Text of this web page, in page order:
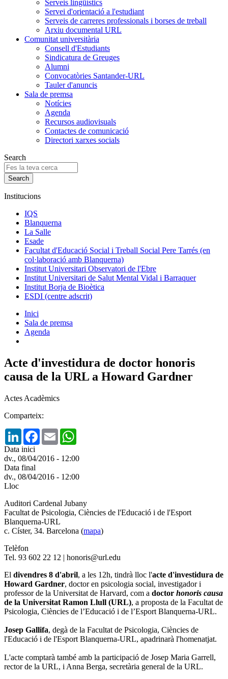
Serveis lingüístics
Servei d'orientació a l'estudiant
Serveis de carreres professionals i borses de treball
Arxiu documental URL
Comunitat universitària
Consell d'Estudiants
Sindicatura de Greuges
Alumni
Convocatòries Santander-URL
Tauler d'anuncis
Sala de premsa
Notícies
Agenda
Recursos audiovisuals
Contactes de comunicació
Directori xarxes socials
Search
Institucions
IQS
Blanquerna
La Salle
Esade
Facultat d'Educació Social i Treball Social Pere Tarrés (en
col·laboració amb Blanquerna)
Institut Universitari Observatori de l'Ebre
Institut Universitari de Salut Mental Vidal i Barraquer
Institut Borja de Bioètica
ESDI (centre adscrit)
Inici
Sala de premsa
Agenda
Acte d'investidura de doctor honoris
causa de la URL a Howard Gardner
Actes Acadèmics
Comparteix:
LinkedInFacebook
Email
Data inici
dv., 08/04/2016 - 12:00
Data final
dv., 08/04/2016 - 12:00
Lloc
Auditori Cardenal Jubany
Facultat de Psicologia, Ciències de l'Educació i de l'Esport
Blanquerna-URL
c. Císter, 34. Barcelona (mapa)
Telèfon
Tel. 93 602 22 12 | honoris@url.edu
El divendres 8 d'abril, a les 12h, tindrà lloc l'acte d'investidura de
Howard Gardner, doctor en psicologia social, investigador i
professor de la Universitat de Harvard, com a doctor honoris causa
de la Universitat Ramon Llull (URL), a proposta de la Facultat de
Psicologia, Ciències de l’Educació i de l’Esport Blanquerna-URL.
Josep Gallifa, degà de la Facultat de Psicologia, Ciències de
l'Educació i de l'Esport Blanquerna-URL, apadrinarà l'homenatjat.
L'acte comptarà també amb la participació de Josep Maria Garrell,
rector de la URL, i Anna Berga, secretària general de la URL.